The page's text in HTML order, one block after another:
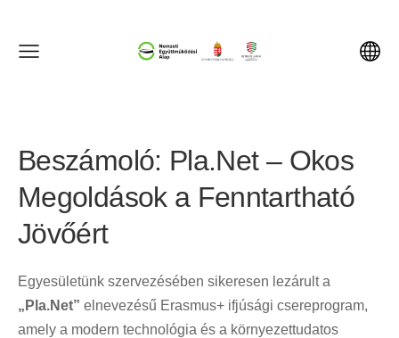
Beszámoló: Pla.Net – Okos
Megoldások a Fenntartható
Jövőért
Egyesületünk szervezésében sikeresen lezárult a
„Pla.Net” elnevezésű Erasmus+ ifjúsági csereprogram,
amely a modern technológia és a környezettudatos